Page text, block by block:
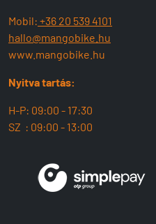
Mobil: +36 20 539 4101
hallo@mangobike.hu
www.mangobike.hu
Nyitva tartás:
H-P: 09:00 - 17:30
SZ : 09:00 - 13:00